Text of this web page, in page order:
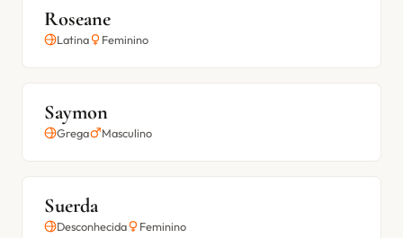
Roseane
Latina Feminino
Saymon
Grega Masculino
Suerda
Desconhecida Feminino